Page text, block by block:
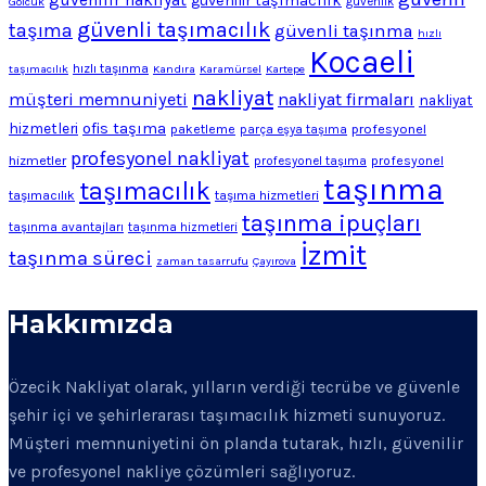
taşıma güvenli taşımacılık güvenli taşınma hızlı
taşımacılık hızlı taşınma Kandıra Karamürsel Kartepe Kocaeli
müşteri memnuniyeti nakliyat nakliyat firmaları nakliyat
hizmetleri ofis taşıma paketleme parça eşya taşıma profesyonel
hizmetler profesyonel nakliyat profesyonel taşıma profesyonel
taşımacılık taşımacılık taşıma hizmetleri taşınma
taşınma avantajları taşınma hizmetleri taşınma ipuçları
taşınma süreci zaman tasarrufu Çayırova İzmit
Hakkımızda
Özecik Nakliyat olarak, yılların verdiği tecrübe ve güvenle
şehir içi ve şehirlerarası taşımacılık hizmeti sunuyoruz.
Müşteri memnuniyetini ön planda tutarak, hızlı, güvenilir
ve profesyonel nakliye çözümleri sağlıyoruz.